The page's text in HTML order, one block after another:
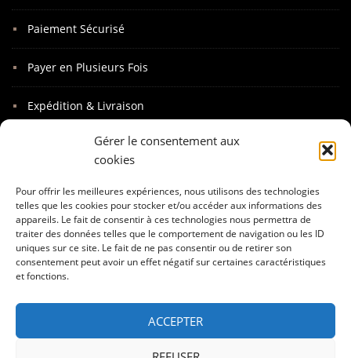
Gérer le consentement aux
cookies
Pour offrir les meilleures expériences, nous utilisons des technologies
telles que les cookies pour stocker et/ou accéder aux informations des
appareils. Le fait de consentir à ces technologies nous permettra de
traiter des données telles que le comportement de navigation ou les ID
uniques sur ce site. Le fait de ne pas consentir ou de retirer son
consentement peut avoir un effet négatif sur certaines caractéristiques
et fonctions.
ACCEPTER
Paiement Sécurisé
Payer en Plusieurs Fois
Expédition & Livraison
Paquet Cadeaux
Conditions Générales de Vente
Mentions Légales
Garantie